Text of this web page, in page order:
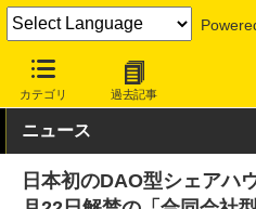
カテゴリ 過去記事
INTERNET Watch トピック
ニュース
日本初のDAO型シェアハ